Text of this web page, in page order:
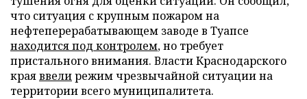
что ситуация с крупным пожаром на
нефтеперерабатывающем заводе в Туапсе
находится под контролем, но требует
пристального внимания. Власти Краснодарского
краяввелирежим чрезвычайной ситуации на
территории всего муниципалитета.